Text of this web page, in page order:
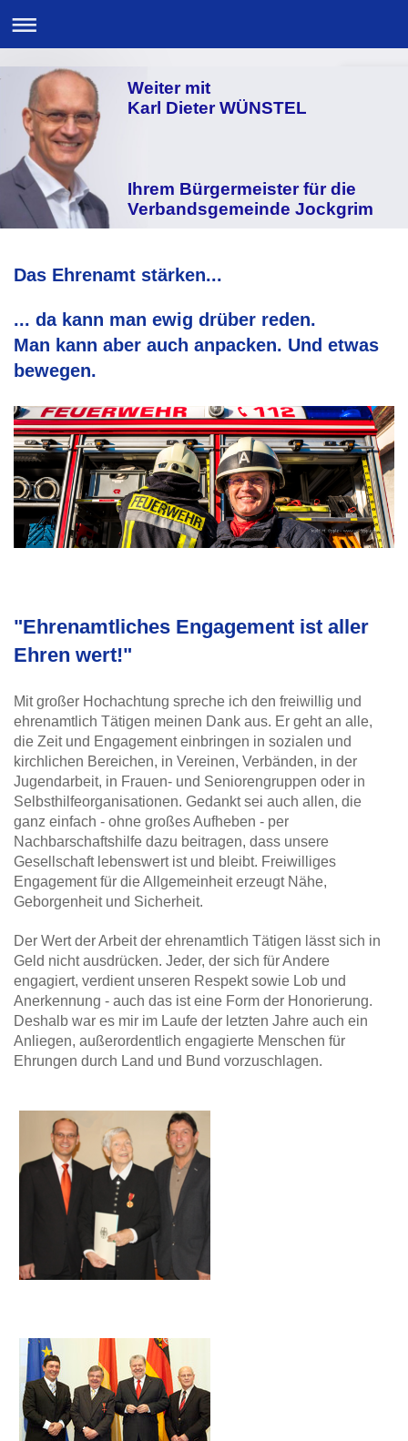
Weiter mit
Karl Dieter WÜNSTEL
Ihrem Bürgermeister für die
Verbandsgemeinde Jockgrim
Das Ehrenamt stärken...
... da kann man ewig drüber reden.
Man kann aber auch anpacken. Und etwas
bewegen.
"Ehrenamtliches Engagement ist aller
Ehren wert!"
Mit großer Hochachtung spreche ich den freiwillig und
ehrenamtlich Tätigen meinen Dank aus. Er geht an alle,
die Zeit und Engagement einbringen in sozialen und
kirchlichen Bereichen, in Vereinen, Verbänden, in der
Jugendarbeit, in Frauen- und Seniorengruppen oder in
Selbsthilfeorganisationen. Gedankt sei auch allen, die
ganz einfach - ohne großes Aufheben - per
Nachbarschaftshilfe dazu beitragen, dass unsere
Gesellschaft lebenswert ist und bleibt. Freiwilliges
Engagement für die Allgemeinheit erzeugt Nähe,
Geborgenheit und Sicherheit.
Der Wert der Arbeit der ehrenamtlich Tätigen lässt sich in
Geld nicht ausdrücken. Jeder, der sich für Andere
engagiert, verdient unseren Respekt sowie Lob und
Anerkennung - auch das ist eine Form der Honorierung.
Deshalb war es mir im Laufe der letzten Jahre auch ein
Anliegen, außerordentlich engagierte Menschen für
Ehrungen durch Land und Bund vorzuschlagen.